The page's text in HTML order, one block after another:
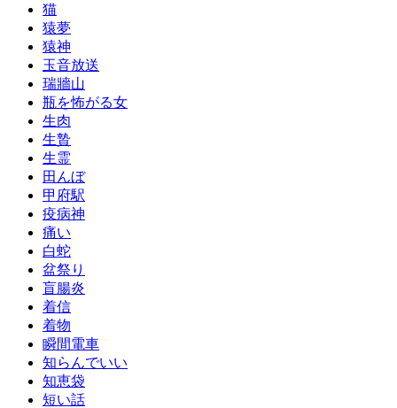
猫
猿夢
猿神
玉音放送
瑞牆山
瓶を怖がる女
生肉
生贄
生霊
田んぼ
甲府駅
疫病神
痛い
白蛇
盆祭り
盲腸炎
着信
着物
瞬間電車
知らんでいい
知恵袋
短い話